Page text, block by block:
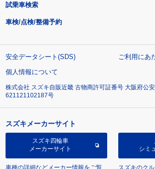
試乗車検索
車検/点検/整備予約
安全データシート(SDS)
ご利用にあ
個人情報について
株式会社 スズキ自販近畿 古物商許可証番号 大阪府公
621121102187号
スズキメーカーサイト
スズキ四輪車
メーカーサイト
車種の詳細などメーカー情報をご覧
シミ
スズキのク